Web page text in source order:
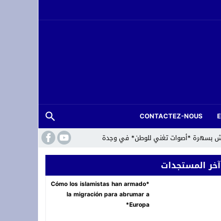
CONTACTEZ-NOUS
بسهرة *أصوات تغني للوطن* في وجدة
آخر المستجدات
*Cómo los islamistas han armado
la migración para abrumar a
Europa*